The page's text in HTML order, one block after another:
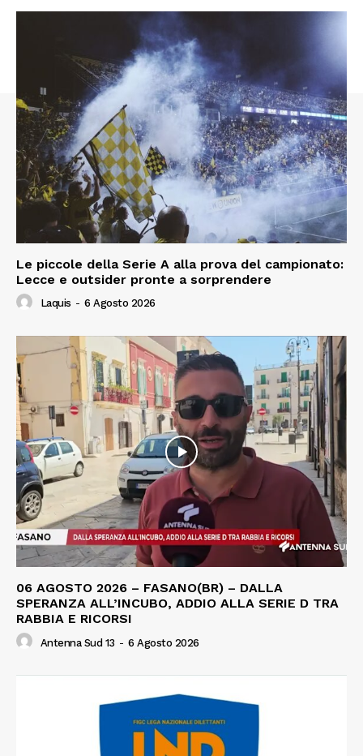
Le piccole della Serie A alla prova del campionato:
Lecce e outsider pronte a sorprendere
Laquis - 6 Agosto 2026
06 AGOSTO 2026 – FASANO(BR) – DALLA
SPERANZA ALL’INCUBO, ADDIO ALLA SERIE D TRA
RABBIA E RICORSI
Antenna Sud 13 - 6 Agosto 2026